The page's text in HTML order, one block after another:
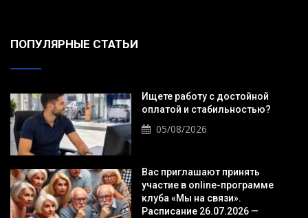
ПОПУЛЯРНЫЕ СТАТЬИ
Ищете работу с достойной
оплатой и стабильностью?
05/08/2026
Вас приглашают принять
участие в online-программе
клуба «Мы на связи».
Расписание 26.07.2026 —